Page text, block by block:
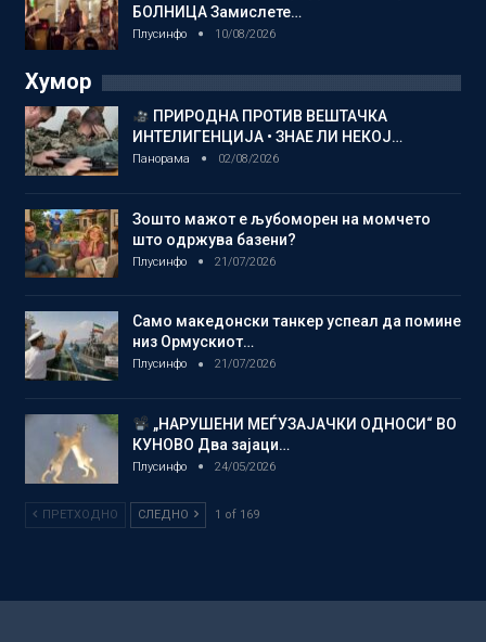
БОЛНИЦА Замислете…
Плусинфо 10/08/2026
Хумор
ПРИРОДНА ПРОТИВ ВЕШТАЧКА
ИНТЕЛИГЕНЦИЈА • ЗНАЕ ЛИ НЕКОЈ…
Панорама 02/08/2026
Зошто мажот е љубоморен на момчето
што одржува базени?
Плусинфо 21/07/2026
Само македонски танкер успеал да помине
низ Ормускиот…
Плусинфо 21/07/2026
„НАРУШЕНИ МЕЃУЗАЈАЧКИ ОДНОСИ“ ВО
КУНОВО Два зајаци…
Плусинфо 24/05/2026
ПРЕТХОДНО СЛЕДНО 1 of 169